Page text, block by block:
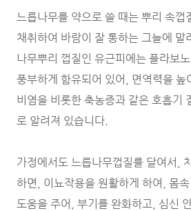
느릅나무를 약으로 쓸 때는 뿌리 속껍
채취하여 바람이 잘 통하는 그늘에 말
나무뿌리 껍질인 유근피에는 플라보
풍부하게 함유되어 있어, 면역력을 높
비염을 비롯한 축농증과 같은 호흡기
로 알려져 있습니다.
가정에서도 느릅나무껍질를 달여서,
하면, 이뇨작용을 원활하게 하여, 몸
도움을 주어, 부기를 완화하고, 심신